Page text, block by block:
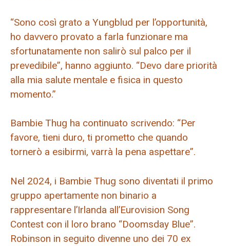
“Sono così grato a Yungblud per l’opportunità,
ho davvero provato a farla funzionare ma
sfortunatamente non salirò sul palco per il
prevedibile”, hanno aggiunto. “Devo dare priorità
alla mia salute mentale e fisica in questo
momento.”
Bambie Thug ha continuato scrivendo: “Per
favore, tieni duro, ti prometto che quando
tornerò a esibirmi, varrà la pena aspettare”.
Nel 2024, i Bambie Thug sono diventati il ​​primo
gruppo apertamente non binario a
rappresentare l’Irlanda all’Eurovision Song
Contest con il loro brano “Doomsday Blue”.
Robinson in seguito divenne uno dei 70 ex